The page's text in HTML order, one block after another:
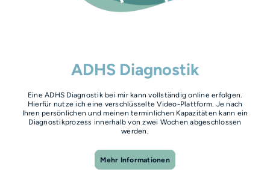
ADHS Diagnostik
Eine ADHS Diagnostik bei mir kann vollständig online erfolgen.
Hierfür nutze ich eine verschlüsselte Video-Plattform. Je nach
Ihren persönlichen und meinen terminlichen Kapazitäten kann ein
Diagnostikprozess innerhalb von zwei Wochen abgeschlossen
werden.
Mehr Informationen